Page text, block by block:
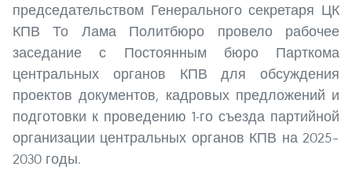
председательством Генерального секретаря ЦК
КПВ То Лама Политбюро провело рабочее
заседание с Постоянным бюро Парткома
центральных органов КПВ для обсуждения
проектов документов, кадровых предложений и
подготовки к проведению 1-го съезда партийной
организации центральных органов КПВ на 2025–
2030 годы.